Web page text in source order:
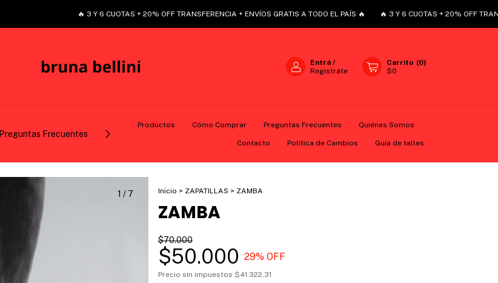
🔥 3 Y 6 CUOTAS + 20% OFF TRANSFERENCIA + ENVÍOS GRATIS A TODO EL PAÍS 🔥 🔥 3 Y 6 CUOTAS + 20% OFF
Entrá /
Registráte
Carrito (0)
$0
Preguntas Frecuentes Quiénes Somos
Productos Cómo Comprar Preguntas Frecuentes Quiénes Somos
Contacto Política de Cambios Guía de talles
1 / 7 Inicio > ZAPATILLAS > ZAMBA
ZAMBA
$70.000
$50.000 29% OFF
Precio sin impuestos $41.322,31